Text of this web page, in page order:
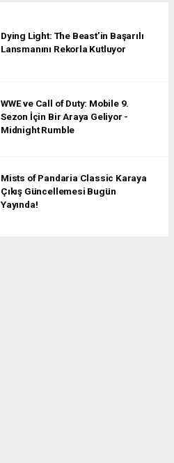
Dying Light: The Beast’in Başarılı
Lansmanını Rekorla Kutluyor
WWE ve Call of Duty: Mobile 9.
Sezon İçin Bir Araya Geliyor -
Midnight Rumble
Mists of Pandaria Classic Karaya
Çıkış Güncellemesi Bugün
Yayında!